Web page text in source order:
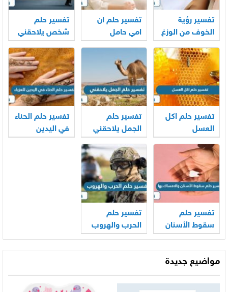
تفسير رؤية
الخوف من الوزغ
في المنام
للمتزوجة
تفسير حلم ان
امي حامل
تفسير حلم
شخص يلاحقني
وانا اهرب
تفسير حلم اكل
العسل
تفسير حلم
الجمل يلاحقني
تفسير حلم الحناء
في اليدين
تفسير حلم
سقوط الأسنان
والامساك بها
تفسير حلم
الحرب والهروب
مواضيع جديدة